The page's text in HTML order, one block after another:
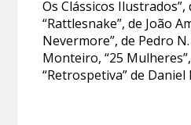
Os Clássicos
“Rattlesnake”, de João
Nevermore”, de Pedro
Monteiro, “25
“Retrospetiva” de Daniel